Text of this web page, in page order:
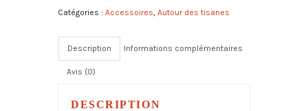
sachet
e
Catégories : Accessoires, Autour des tisanes
Description Informations complémentaires
Avis (0)
DESCRIPTION